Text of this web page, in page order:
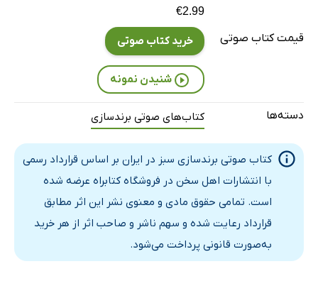
فصل سوم: برندهای غذا و نوشیدنی
فصل چهارم: برندهای کفش و پوشاک ـ قسمت اول
فصل چهارم ـ قسمت دوم
فصل پنجم: برندهای آرایشی و بهداشتی و شوینده‌ها
فصل ششم: خلق یک برند سبز با مدل اختصاصی coadvi ـ قسمت اول
29 دقیقه فصل ششم ـ قسمت دوم
20 دقیقه فصل هفتم: مرور برندسازی سبز
قیمت کتاب صوتی
€2.99
خرید کتاب صوتی
شنیدن نمونه
دسته‌ها کتاب‌های صوتی برندسازی
کتاب صوتی برندسازی سبز در ایران بر اساس قرارداد رسمی
با انتشارات اهل سخن در فروشگاه کتابراه عرضه شده
است. تمامی حقوق مادی و معنوی نشر این اثر مطابق
قرارداد رعایت شده و سهم ناشر و صاحب اثر از هر خرید
به‌صورت قانونی پرداخت می‌شود.